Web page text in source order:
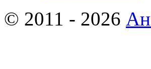
© 2011 - 2026